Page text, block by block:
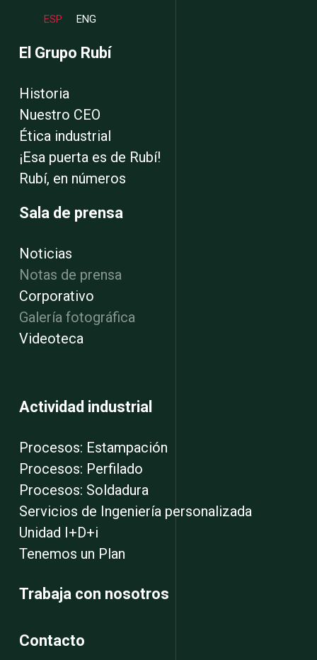
ESP ENG
El Grupo Rubí
Historia
Nuestro CEO
Ética industrial
¡Esa puerta es de Rubí!
Rubí, en números
Sala de prensa
Noticias
Notas de prensa
Corporativo
Galería fotográfica
Videoteca
Actividad industrial
Procesos: Estampación
Procesos: Perfilado
Procesos: Soldadura
Servicios de Ingeniería personalizada
Unidad I+D+i
Tenemos un Plan
Trabaja con nosotros
Contacto